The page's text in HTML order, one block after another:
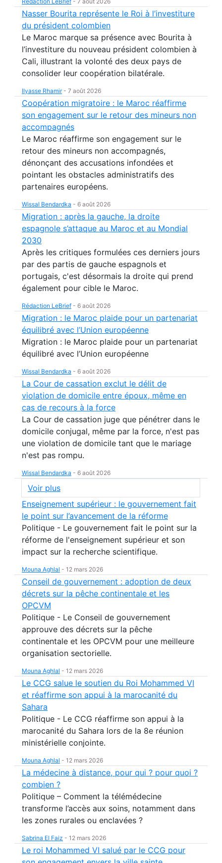
Nasser Bourita représente le Roi à l’investiture
du président colombien
Le Maroc marque sa présence avec Bourita à
l’investiture du nouveau président colombien à
Cali, illustrant la volonté des deux pays de
consolider leur coopération bilatérale.
Ilyasse Rhamir- 7 août 2026
Coopération migratoire : le Maroc réaffirme
son engagement sur le retour des mineurs non
accompagnés
Le Maroc réaffirme son engagement sur le
retour des mineurs non accompagnés,
dénonçant des accusations infondées et
pointant les obstacles administratifs des
partenaires européens.
Wissal Bendardka - 6 août 2026
Migration : après la gauche, la droite
espagnole s’attaque au Maroc et au Mondial
2030
Après les critiques formulées ces derniers jours
par des partis de gauche espagnols et
portugais, c'est désormais la droite qui prend
également pour cible le Maroc.
Rédaction LeBrief - 6 août 2026
Migration : le Maroc plaide pour un partenariat
équilibré avec l’Union européenne
Migration : le Maroc plaide pour un partenariat
équilibré avec l’Union européenne
Wissal Bendardka - 6 août 2026
La Cour de cassation exclut le délit de
violation de domicile entre époux, même en
cas de recours à la force
La Cour de cassation juge que pénétrer dans le
domicile conjugal, même par la force, n'est pas
une violation de domicile tant que le mariage
n'est pas rompu.
Wissal Bendardka - 6 août 2026
Voir plus
Enseignement supérieur : le gouvernement fait
le point sur l’avancement de la réforme
Politique - Le gouvernement fait le point sur la
réforme de l'enseignement supérieur et son
impact sur la recherche scientifique.
Mouna Aghlal - 12 mars 2026
Conseil de gouvernement : adoption de deux
décrets sur la pêche continentale et les
OPCVM
Politique - Le Conseil de gouvernement
approuve des décrets sur la pêche
continentale et les OPCVM pour une meilleure
organisation sectorielle.
Mouna Aghlal - 12 mars 2026
Le CCG salue le soutien du Roi Mohammed VI
et réaffirme son appui à la marocanité du
Sahara
Politique - Le CCG réaffirme son appui à la
marocanité du Sahara lors de la 8e réunion
ministérielle conjointe.
Mouna Aghlal - 12 mars 2026
La médecine à distance, pour qui ? pour quoi ?
combien ?
Politique – Comment la télémédecine
transforme l’accès aux soins, notamment dans
les zones rurales ou enclavées ?
Sabrina El Faiz - 12 mars 2026
Le roi Mohammed VI salué par le CCG pour